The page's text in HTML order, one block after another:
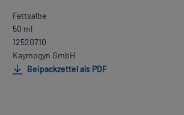
Fettsalbe
50 ml
12520710
Kaymogyn GmbH
Beipackzettel als PDF